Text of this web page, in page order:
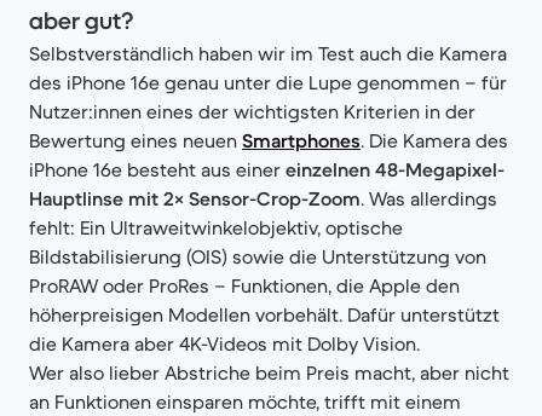
aber gut?
Selbstverständlich haben wir im Test auch die Kamera
des iPhone 16e genau unter die Lupe genommen – für
Nutzer:innen eines der wichtigsten Kriterien in der
Bewertung eines neuen Smartphones. Die Kamera des
iPhone 16e besteht aus einer einzelnen 48-Megapixel-
Hauptlinse mit 2× Sensor-Crop-Zoom. Was allerdings
fehlt: Ein Ultraweitwinkelobjektiv, optische
Bildstabilisierung (OIS) sowie die Unterstützung von
ProRAW oder ProRes – Funktionen, die Apple den
höherpreisigen Modellen vorbehält. Dafür unterstützt
die Kamera aber 4K-Videos mit Dolby Vision.
Wer also lieber Abstriche beim Preis macht, aber nicht
an Funktionen einsparen möchte, trifft mit einem